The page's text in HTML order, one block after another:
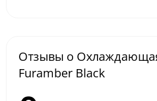
Отзывы о
Furamber Black